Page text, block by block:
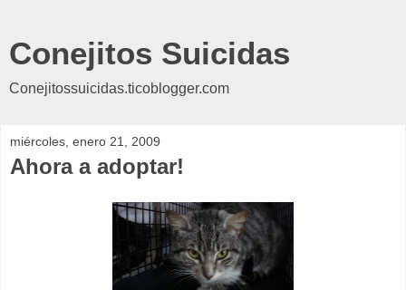
Conejitos Suicidas
Conejitossuicidas.ticoblogger.com
miércoles, enero 21, 2009
Ahora a adoptar!